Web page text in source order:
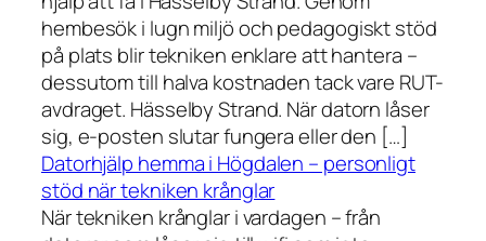
hembesök i lugn miljö och pedagogiskt stöd
på plats blir tekniken enklare att hantera –
dessutom till halva kostnaden tack vare RUT-
avdraget. Hässelby Strand. När datorn låser
sig, e-posten slutar fungera eller den […]
Datorhjälp hemma i Högdalen – personligt
stöd när tekniken krånglar
När tekniken krånglar i vardagen – från